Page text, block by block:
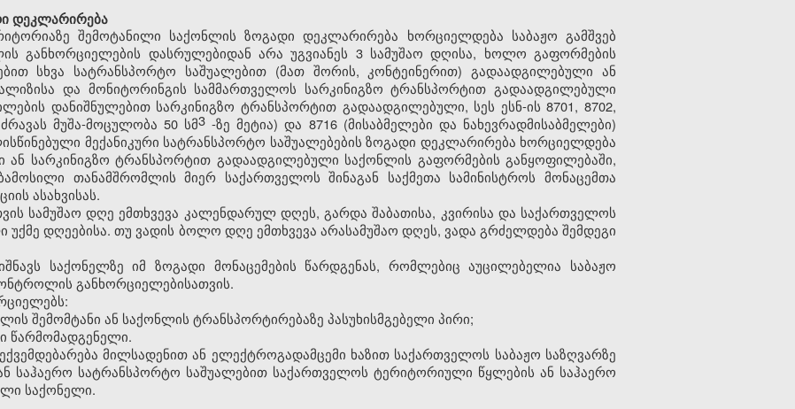
დეკლარირება
შემოტანილი საქონლის ზოგადი დეკლარირება ხორციელდება საბაჟო გამშვებ
განხორციელების დასრულებიდან არა უგვიანეს 3 სამუშაო დღისა, ხოლო გაფორმების
სხვა სატრანსპორტო საშუალებით (მათ შორის, კონტეინერით) გადაადგილებული ან
და მონიტორინგის სამმართველოს სარკინიგზო ტრანსპორტით გადაადგილებული
დანიშნულებით სარკინიგზო ტრანსპორტით გადაადგილებული, სეს ესნ-ის 8701, 8702,
მუშა-მოცულობა 50 სმ3 -ზე მეტია) და 8716 (მისაბმელები და ნახევრადმისაბმელები)
მექანიკური სატრანსპორტო საშუალებების ზოგადი დეკლარირება ხორციელდება
ან სარკინიგზო ტრანსპორტით გადაადგილებული საქონლის გაფორმების განყოფილებაში,
თანამშრომლის მიერ საქართველოს შინაგან საქმეთა სამინისტროს მონაცემთა
ასახვისას.
სამუშაო დღე ემთხვევა კალენდარულ დღეს, გარდა შაბათისა, კვირისა და საქართველოს
დღეებისა. თუ ვადის ბოლო დღე ემთხვევა არასამუშაო დღეს, ვადა გრძელდება შემდეგი
საქონელზე იმ ზოგადი მონაცემების წარდგენას, რომლებიც აუცილებელია საბაჟო
განხორციელებისათვის.
შემომტანი ან საქონლის ტრანსპორტირებაზე პასუხისმგებელი პირი;
წარმომადგენელი.
მილსადენით ან ელექტროგადამცემი ხაზით საქართველოს საბაჟო საზღვარზე
საჰაერო სატრანსპორტო საშუალებით საქართველოს ტერიტორიული წყლების ან საჰაერო
საქონელი.